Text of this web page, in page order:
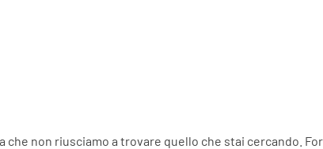
che non riusciamo a trovare quello che stai cercando.